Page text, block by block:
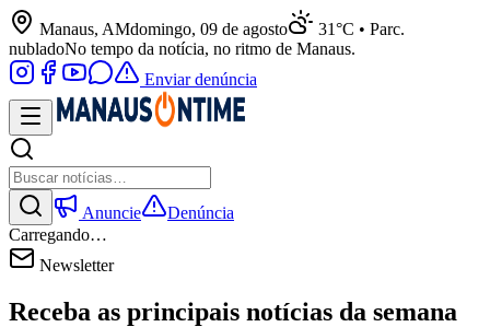
Manaus, AMdomingo, 09 de agosto
31°C • Parc.
nubladoNo tempo da notícia, no ritmo de Manaus.
Enviar denúncia
Anuncie
Denúncia
Carregando…
Newsletter
Receba as principais notícias da semana